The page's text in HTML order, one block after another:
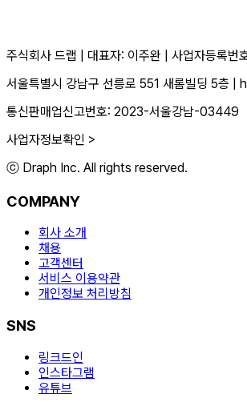
주식회사 드랩 대표자: 이주완
사업자등록
서울특별시 강남구 선릉로 551 새롬빌딩 5층
통신판매업신고번호: 2023-서울강남-03449
사업자정보확인 >
ⓒ Draph Inc. All rights reserved.
COMPANY
회사 소개
채용
고객센터
서비스 이용약관
개인정보 처리방침
SNS
링크드인
인스타그램
유튜브